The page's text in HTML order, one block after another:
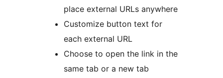
place external URLs anywhere
Customize button text for
each external URL
Choose to open the link in the
same tab or a new tab